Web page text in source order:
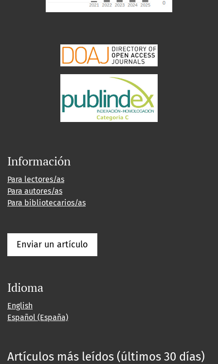
Información
Para lectores/as
Para autores/as
Para bibliotecarios/as
Enviar un artículo
Idioma
English
Español (España)
Artículos más leídos (últimos 30 días)